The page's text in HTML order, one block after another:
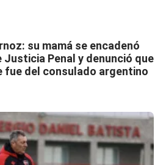
su mamá se encadenó
Penal y denunció que
fue del consulado argentino